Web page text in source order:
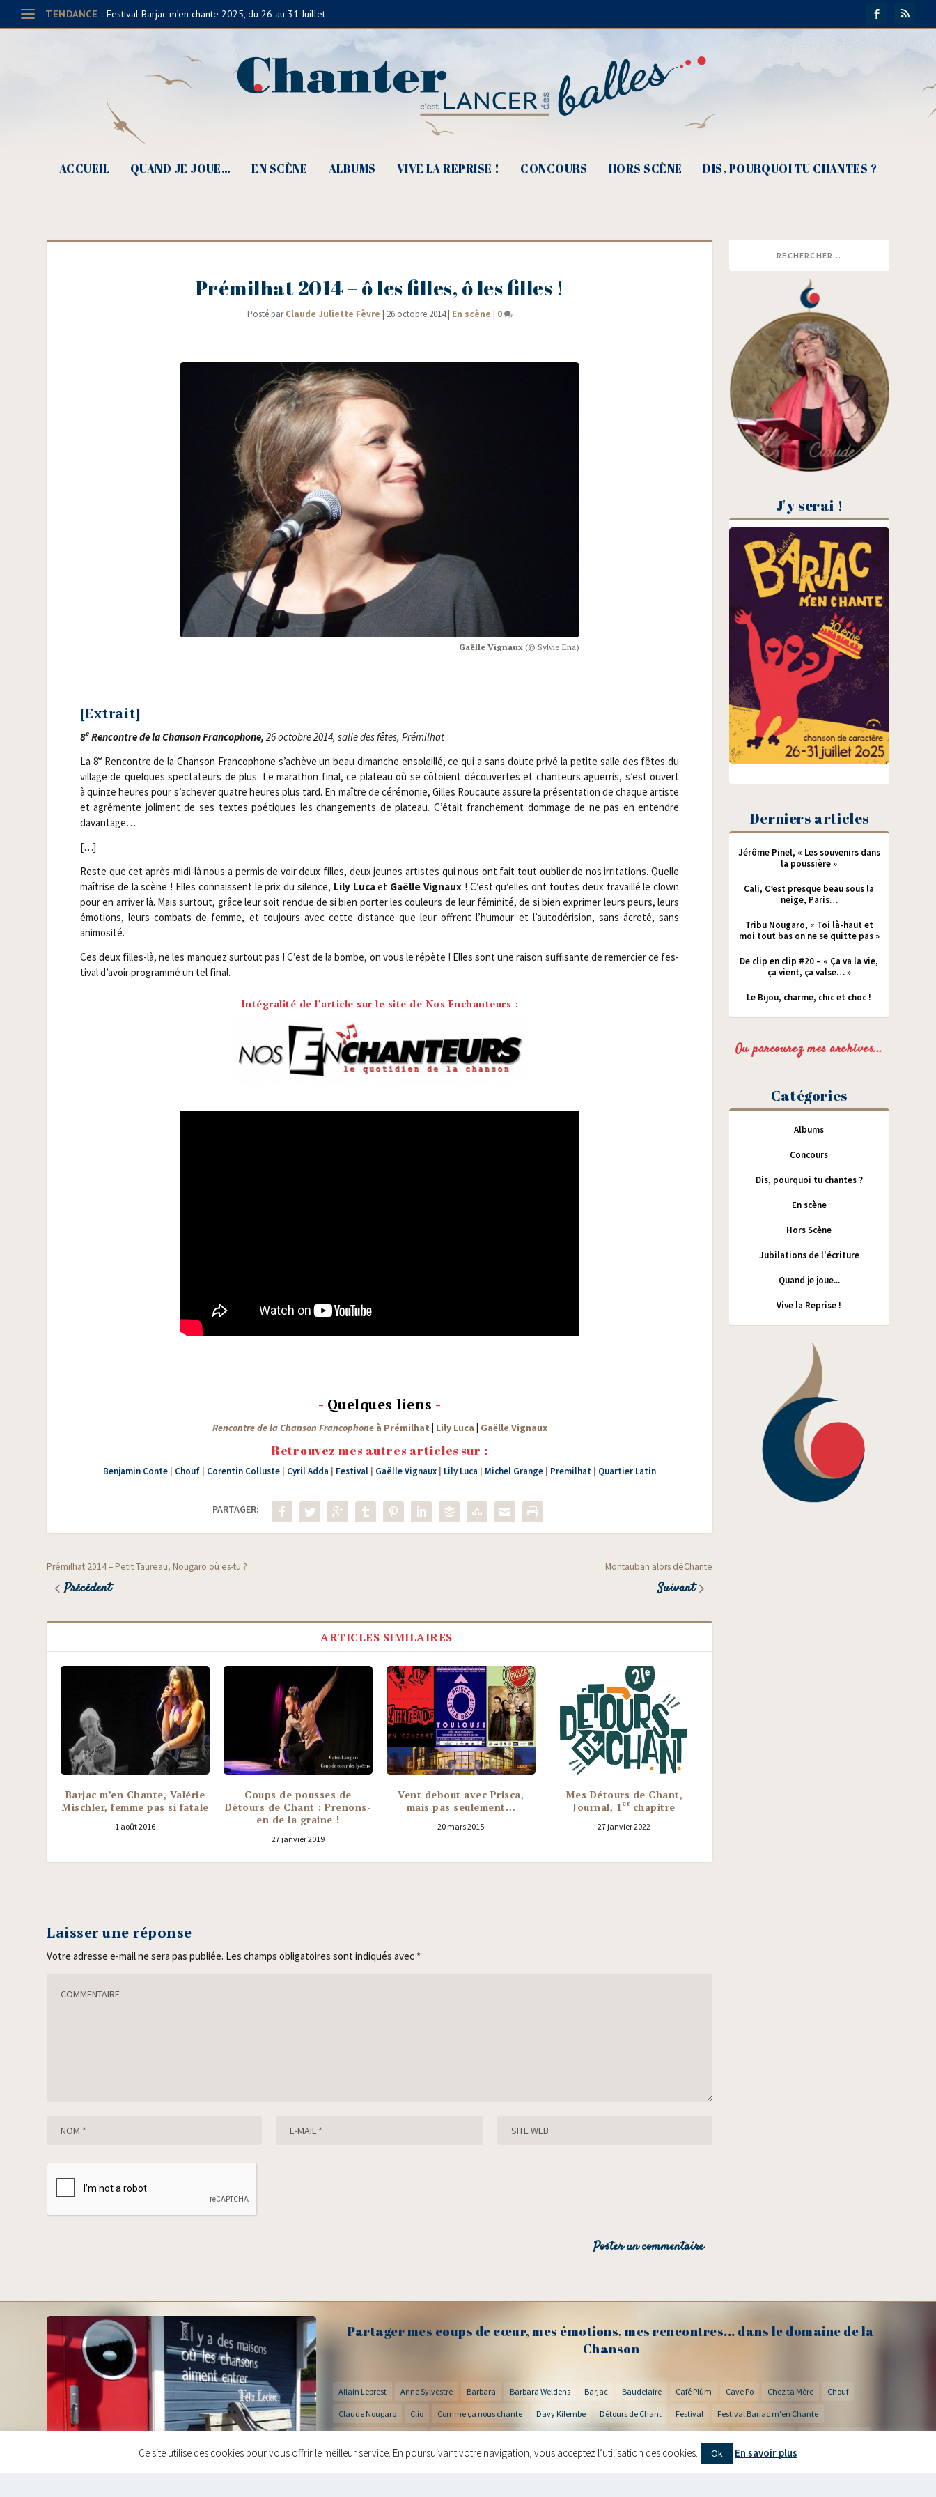
TENDANCE : Festival Barjac m’en chante 2025, du 26 au 31 Juillet
ACCUEIL QUAND JE JOUE… EN SCÈNE ALBUMS VIVE LA REPRISE ! CONCOURS HORS SCÈNE DIS, POURQUOI TU CHANTES ?
Prémilhat 2014 – ô les filles, ô les filles !
Posté parClaude Juliette Fèvre | 26 octobre 2014| En scène | 0
Gaëlle Vignaux(© Syl­vie Ena)
[Extrait]
8eRen­contre de la Chan­son Fran­co­phone, 26 octobre 2014, salle des fêtes, Prémilhat
La 8eRen­contre de la Chan­son Fran­co­phone s’achève un beau dimanche enso­leillé, ce qui a sans doute pri­vé la petite salle des fêtes du
vil­lage de quelques spec­ta­teurs de plus. Le mara­thon final, ce pla­teau où se côtoient décou­vertes et chan­teurs aguer­ris, s’est ouvert
à quinze heures pour s’achever quatre heures plus tard. En maître de céré­mo­nie, Gilles Rou­caute assure la pré­sen­ta­tion de chaque artiste
et agré­mente joli­ment de ses textes poé­tiques les chan­ge­ments de pla­teau. C’était fran­che­ment dom­mage de ne pas en entendre
davantage…
[…]
Reste que cet après-midi-là nous a per­mis de voir deux filles, deux jeunes artistes qui nous ont fait tout oublier de nos irri­ta­tions. Quelle
maî­trise de la scène ! Elles connaissent le prix du silence, Lily Lucaet Gaëlle Vignaux ! C’est qu’elles ont toutes deux tra­vaillé le clown
pour en arri­ver là. Mais sur­tout, grâce leur soit ren­due de si bien por­ter les cou­leurs de leur fémi­ni­té, de si bien expri­mer leurs peurs, leurs
émo­tions, leurs com­bats de femme, et tou­jours avec cette dis­tance que leur offrent l’humour et l’autodérision, sans âcre­té, sans
animosité.
Ces deux filles-là, ne les man­quez sur­tout pas ! C’est de la bombe, on vous le répète ! Elles sont une rai­son suf­fi­sante de remer­cier ce fes­
ti­val d’avoir pro­gram­mé un tel final.
Intégralité de l’article sur le site de Nos Enchanteurs :
- Quelques liens -
Ren­contre de la Chan­son Fran­co­phoneà Pré­mil­hat | Lily Luca | Gaëlle Vignaux
Retrouvez mes autres articles sur :
Benjamin Conte Chouf Corentin Colluste Cyril Adda Festival Gaëlle Vignaux Lily Luca Michel Grange Premilhat Quartier Latin
PARTAGER:
Prémilhat 2014 – Petit Taureau, Nougaro où es-tu ?
Précédent
Montauban alors déChante
Suivant
ARTICLES SIMILAIRES
Barjac m’en Chante, Valérie
Mischler, femme pas si fatale
1 août 2016
Coups de pousses de
Détours de Chant : Prenons-
en de la graine !
27 janvier 2019
Vent debout avec Prisca,
mais pas seulement…
20 mars 2015
Mes Détours de Chant,
Journal, 1erchapitre
27 janvier 2022
Laisser une réponse
Votre adresse e-mail ne sera pas publiée. Les champs obligatoires sont indiqués avec *
J'y serai !
Derniers articles
Jérôme Pinel, « Les souvenirs dans
la poussière »
Cali, C’est presque beau sous la
neige, Paris…
Tribu Nougaro, « Toi là-haut et
moi tout bas on ne se quitte pas »
De clip en clip #20 – « Ça va la vie,
ça vient, ça valse… »
Le Bijou, charme, chic et choc !
Ou parcourez mes archives...
Catégories
Albums
Concours
Dis, pourquoi tu chantes ?
En scène
Hors Scène
Jubilations de l'écriture
Quand je joue...
Vive la Reprise !
Partager mes coups de cœur, mes émotions, mes rencontres... dans le domaine de la
Chanson
Allain Leprest Anne Sylvestre Barbara Barbara Weldens Barjac Baudelaire Café Plùm Cave Po Chez ta Mère Chouf
Claude Nougaro Clio Comme ça nous chante Davy Kilembe Détours de Chant Festival Festival Barjac m'en Chante
Jacques Brel Jacques Prévert Jean-Claude Barens Jean Ferrat Jules Nectar Jérémie Bossone Lautrec Le Bijou
Ce site utilise des cookies pour vous offrir le meilleur service. En poursuivant votre navigation, vous acceptez l’utilisation des cookies. Ok En savoir plus